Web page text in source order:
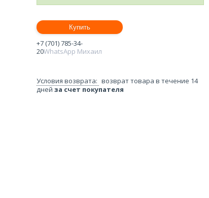
Купить
+7 (701) 785-34-
20WhatsApp Михаил
возврат товара в течение 14
дней за счет покупателя